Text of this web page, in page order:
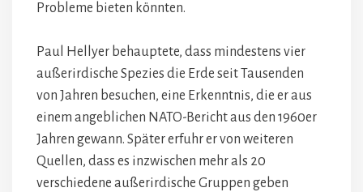
Probleme bieten könnten.
Paul Hellyer behauptete, dass mindestens vier
außerirdische Spezies die Erde seit Tausenden
von Jahren besuchen, eine Erkenntnis, die er aus
einem angeblichen NATO-Bericht aus den 1960er
Jahren gewann. Später erfuhr er von weiteren
Quellen, dass es inzwischen mehr als 20
verschiedene außerirdische Gruppen geben